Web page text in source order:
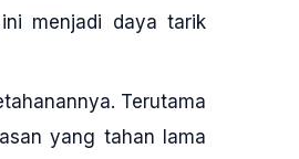
menjadi daya tarik
Terutama
yang tahan lama